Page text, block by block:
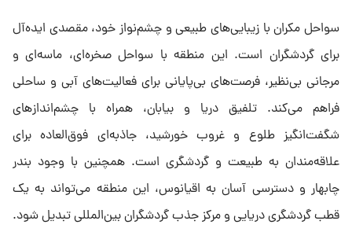
سواحل مکران با زیبایی‌های طبیعی و چشم‌نواز خود، مقصدی ایده‌آل
برای گردشگران است. این منطقه با سواحل صخره‌ای، ماسه‌ای و
مرجانی بی‌نظیر، فرصت‌های بی‌پایانی برای فعالیت‌های آبی و ساحلی
فراهم می‌کند. تلفیق دریا و بیابان، همراه با چشم‌اندازهای
شگفت‌انگیز طلوع و غروب خورشید، جاذبه‌ای فوق‌العاده برای
علاقه‌مندان به طبیعت و گردشگری است. همچنین با وجود بندر
چابهار و دسترسی آسان به اقیانوس، این منطقه می‌تواند به یک
قطب گردشگری دریایی و مرکز جذب گردشگران بین‌المللی تبدیل شود.